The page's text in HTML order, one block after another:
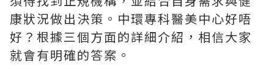
康狀況做出決策。中環專科醫美中心好唔
好？根據三個方面的詳細介紹，相信大家
就會有明確的答案。